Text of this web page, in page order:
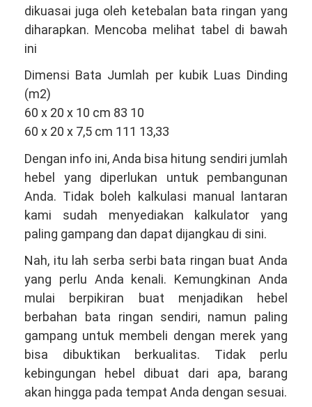
dikuasai juga oleh ketebalan bata ringan yang
diharapkan. Mencoba melihat tabel di bawah
ini
Dimensi Bata Jumlah per kubik Luas Dinding
(m2)
60 x 20 x 10 cm 83 10
60 x 20 x 7,5 cm 111 13,33
Dengan info ini, Anda bisa hitung sendiri jumlah
hebel yang diperlukan untuk pembangunan
Anda. Tidak boleh kalkulasi manual lantaran
kami sudah menyediakan kalkulator yang
paling gampang dan dapat dijangkau di sini.
Nah, itu lah serba serbi bata ringan buat Anda
yang perlu Anda kenali. Kemungkinan Anda
mulai berpikiran buat menjadikan hebel
berbahan bata ringan sendiri, namun paling
gampang untuk membeli dengan merek yang
bisa dibuktikan berkualitas. Tidak perlu
kebingungan hebel dibuat dari apa, barang
akan hingga pada tempat Anda dengan sesuai.